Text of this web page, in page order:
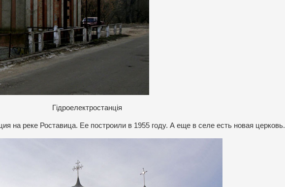
Гідроелектростанція
на реке Роставица. Ее построили в 1955 году. А еще в селе есть новая церковь.